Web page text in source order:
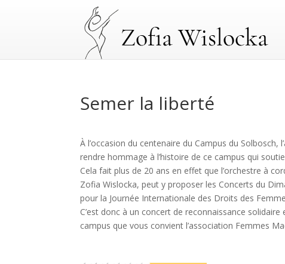
Semer la liberté
À l’occasion du centenaire du Campus du
rendre hommage à l’histoire de ce campus qui
Cela fait plus de 20 ans en effet que l’orchestre à
Zofia Wislocka, peut y proposer les Concerts du
pour la Journée Internationale des Droits des
C’est donc à un concert de reconnaissance
campus que vous convient l’association Femmes